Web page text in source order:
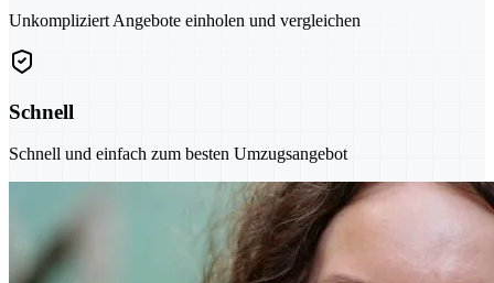
Unkompliziert Angebote einholen und vergleichen
Schnell
Schnell und einfach zum besten Umzugsangebot